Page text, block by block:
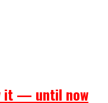
it — until now